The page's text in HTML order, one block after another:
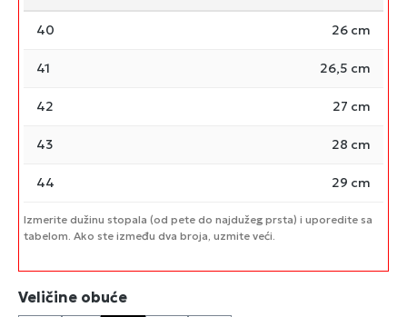
40 26 cm
41 26,5 cm
42 27 cm
43 28 cm
44 29 cm
Izmerite dužinu stopala (od pete do najdužeg prsta) i uporedite sa
tabelom. Ako ste između dva broja, uzmite veći.
Izaberi
Veličine obuće